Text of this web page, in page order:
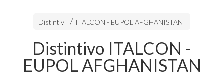
Distintivi ITALCON - EUPOL AFGHANISTAN
Distintivo ITALCON -
EUPOL AFGHANISTAN